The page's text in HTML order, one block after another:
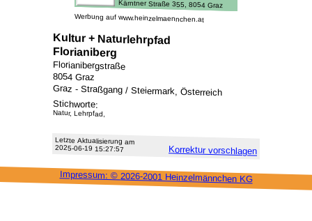
Werbung auf www.heinzelmaennchen.at
Kultur + Naturlehrpfad
Florianiberg
Florianibergstraße
8054 Graz
Graz - Straßgang / Steiermark, Österreich
Stichworte:
Natur, Lehrpfad,
Letzte Aktu­alisie­rung am
2025-06-19 15:27:57 Korrektur vor­schlagen
Impressum: © 2026-2001 Heinzel­männchen KG